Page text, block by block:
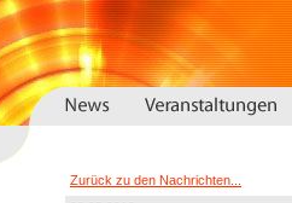
Zurück zu den Nachrichten...